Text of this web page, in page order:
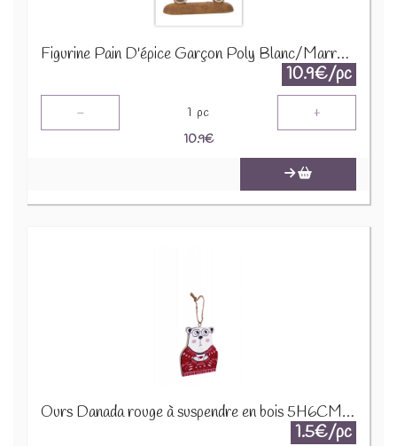
Figurine Pain D'épice Garçon Poly Blanc/Marron 26600
10.9€/pc
- 1 pc +
10.9€
Ours Danada rouge à suspendre en bois 5H6CM 12160
1.5€/pc